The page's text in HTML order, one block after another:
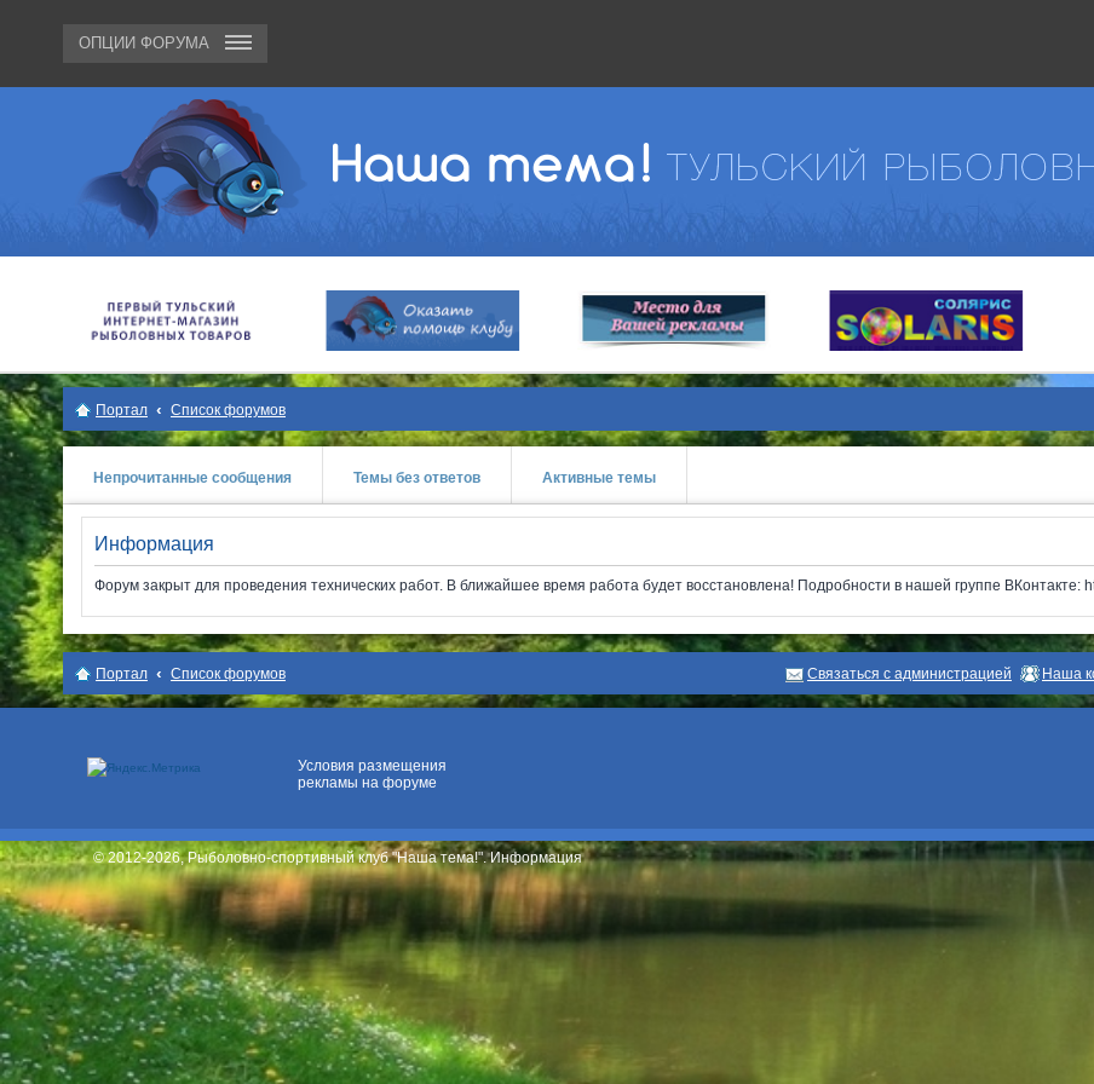
ОПЦИИ ФОРУМА
Место для вашей
рекламы
Портал Список форумов
Непрочитанные сообщения Темы без ответов Активные темы
Информация
Форум закрыт для проведения технических работ. В ближайшее время работа будет восстановлена! Подробности в нашей группе ВКонтакте:
Портал Список форумов Наша
Связаться с администрацией
Условия размещения
рекламы на форуме
© 2012-2026, Рыболовно-спортивный клуб "Наша тема!". Информация